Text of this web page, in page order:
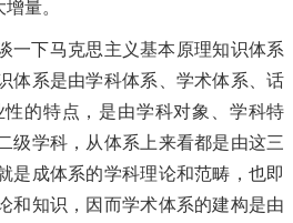
量。
一下马克思主义基本原理知识体系
体系是由学科体系、学术体系、话
的特点，是由学科对象、学科特
级学科，从体系上来看都是由这三
是成体系的学科理论和范畴，也即
和知识，因而学术体系的建构是由